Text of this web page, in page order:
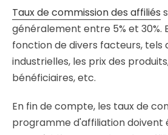
Taux de commission des affiliés
généralement entre 5% et 30%.
fonction de divers facteurs, tels
industrielles, les prix des
bénéficiaires, etc.
En fin de compte, les taux de
programme d'affiliation doivent